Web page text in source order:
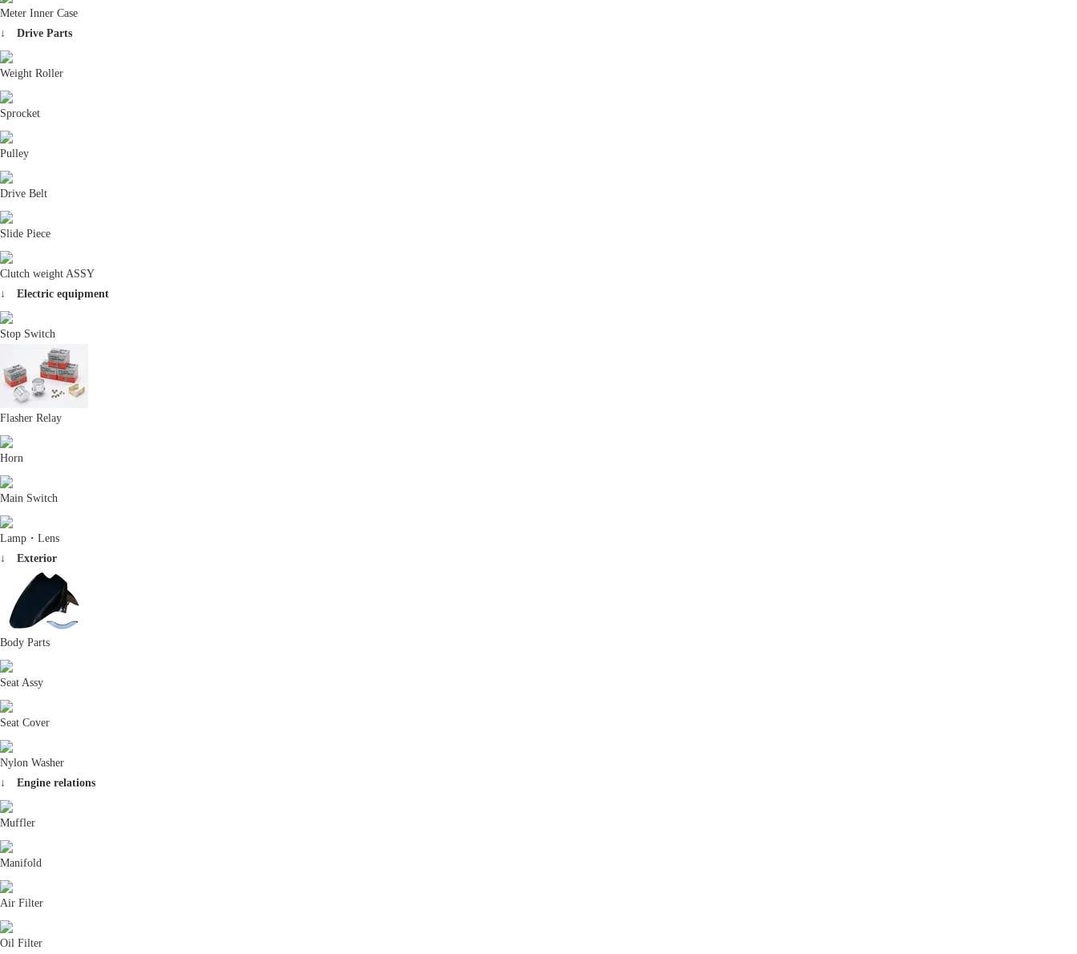
ールハウス」と「空動扇ソーラー」をご紹
め、純正シートアッセンブリを募集しており
ます。
Meter Inner Case
↓ Drive Parts
Weight Roller
Sprocket
Pulley
Drive Belt
Slide Piece
Clutch weight ASSY
↓ Electric equipment
Stop Switch
Flasher Relay
Horn
Main Switch
Lamp・Lens
↓ Exterior
Body Parts
Seat Assy
Seat Cover
Nylon Washer
↓ Engine relations
Muffler
Manifold
Air Filter
Oil Filter